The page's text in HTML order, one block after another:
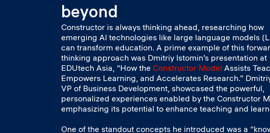
beyond
Constructor is always thinking ahead, researching how
emerging AI technologies like large language models
can transform education. A prime example of this
thinking approach was Dmitriy Istomin’s presentation at
EDUtech Asia, “How the Constructor Model Assists
Empowers Learning, and Accelerates Research.”
VP of Business Development, showcased the powerful,
personalized experiences enabled by the Constructor
emphasizing its potential to enhance teaching and
One of the standout concepts he introduced was a